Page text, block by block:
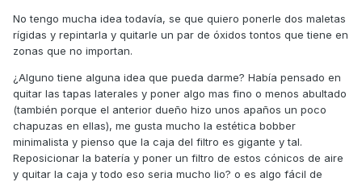
No tengo mucha idea todavía, se que quiero ponerle dos maletas
rígidas y repintarla y quitarle un par de óxidos tontos que tiene en
zonas que no importan.
¿Alguno tiene alguna idea que pueda darme? Había pensado en
quitar las tapas laterales y poner algo mas fino o menos abultado
(también porque el anterior dueño hizo unos apaños un poco
chapuzas en ellas), me gusta mucho la estética bobber
minimalista y pienso que la caja del filtro es gigante y tal.
Reposicionar la batería y poner un filtro de estos cónicos de aire
y quitar la caja y todo eso seria mucho lio? o es algo fácil de